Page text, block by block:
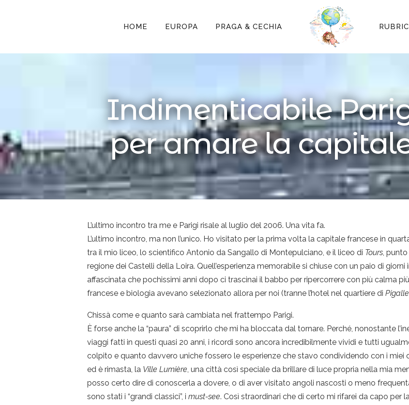
HOME EUROPA PRAGA & CECHIA
Indimenticabile
per amare la
L’ultimo incontro tra me e Parigi risale al luglio del 2006. Una vita fa.
L’ultimo incontro, ma non l’unico. Ho visitato per la prima volta la capitale francese in
tra il mio liceo, lo scientifico Antonio da Sangallo di Montepulciano, e il liceo di Tours,
regione dei Castelli della Loira. Quell’esperienza memorabile si chiuse con un paio di
affascinata che pochissimi anni dopo ci trascinai il babbo per ripercorrere con più calma
francese e biologia avevano selezionato allora per noi (tranne l’hotel nel quartiere diPigalle
Chissà come e quanto sarà cambiata nel frattempo Parigi.
È forse anche la “paura” di scoprirlo che mi ha bloccata dal tornare. Perché, nonostante
viaggi fatti in questi quasi 20 anni, i ricordi sono ancora incredibilmente vividi e tutti
colpito e quanto davvero uniche fossero le esperienze che stavo condividendo con i miei
ed è rimasta, la Ville Lumière, una città così speciale da brillare di luce propria nella mia
posso certo dire di conoscerla a dovere, o di aver visitato angoli nascosti o meno
sono stati i “grandi classici”, imust-see. Così straordinari che di certo mi rifarei da capo per